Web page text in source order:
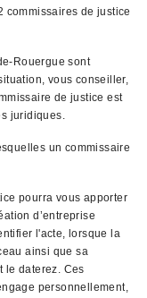
commissaires de justice
Rouergue sont
vous conseiller,
de justice est
juridiques.
un commissaire
pourra vous apporter
d’entreprise
l'acte, lorsque la
ainsi que sa
le daterez. Ces
personnellement,